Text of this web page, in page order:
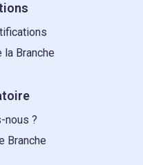
Branche
nous ?
Branche